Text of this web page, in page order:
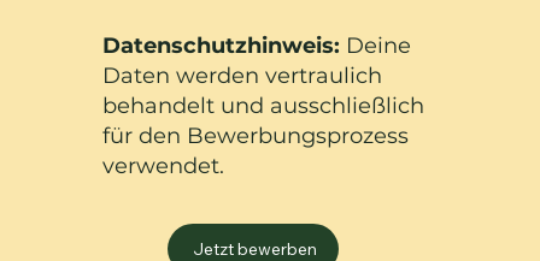
Datenschutzhinweis: Deine
Daten werden vertraulich
behandelt und ausschließlich
für den Bewerbungsprozess
verwendet.
Jetzt bewerben